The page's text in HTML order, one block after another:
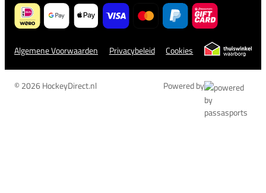
Algemene Voorwaarden Privacybeleid Cookies
© 2026 HockeyDirect.nl Powered by